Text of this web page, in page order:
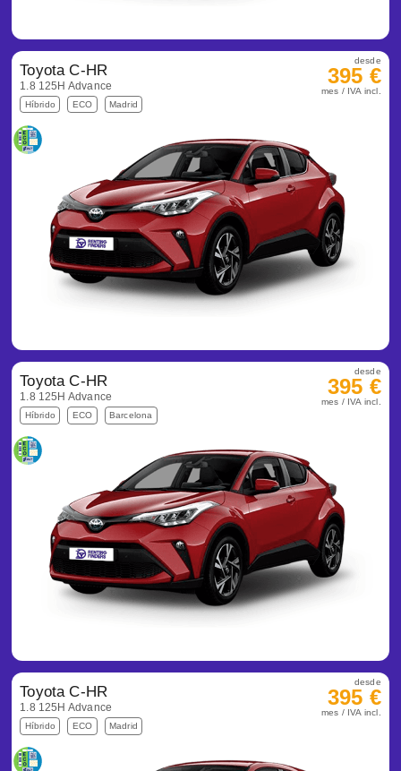
Toyota C-HR
1.8 125H Advance
Híbrido ECO Madrid
desde
395 €
mes / IVA incl.
Toyota C-HR
1.8 125H Advance
Híbrido ECO Barcelona
desde
395 €
mes / IVA incl.
Toyota C-HR
1.8 125H Advance
Híbrido ECO Madrid
desde
395 €
mes / IVA incl.